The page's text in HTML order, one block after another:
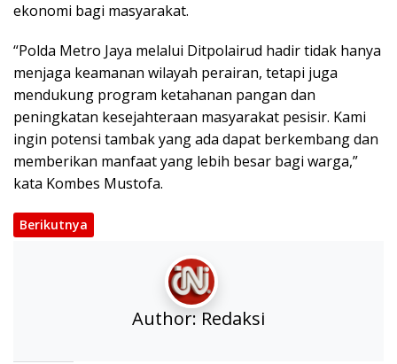
ekonomi bagi masyarakat.
“Polda Metro Jaya melalui Ditpolairud hadir tidak hanya
menjaga keamanan wilayah perairan, tetapi juga
mendukung program ketahanan pangan dan
peningkatan kesejahteraan masyarakat pesisir. Kami
ingin potensi tambak yang ada dapat berkembang dan
memberikan manfaat yang lebih besar bagi warga,”
kata Kombes Mustofa.
Berikutnya
Author: Redaksi